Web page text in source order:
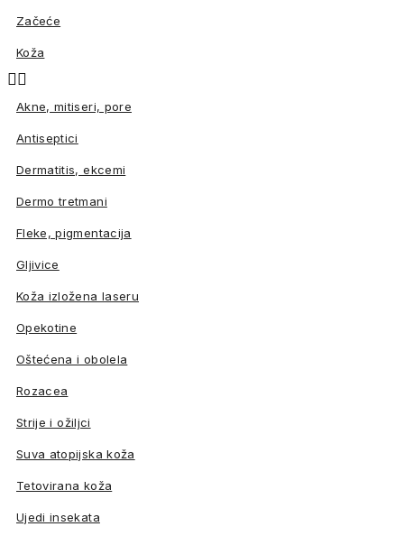
Začeće
Koža

Akne, mitiseri, pore
Antiseptici
Dermatitis, ekcemi
Dermo tretmani
Fleke, pigmentacija
Gljivice
Koža izložena laseru
Opekotine
Oštećena i obolela
Rozacea
Strije i ožiljci
Suva atopijska koža
Tetovirana koža
Ujedi insekata